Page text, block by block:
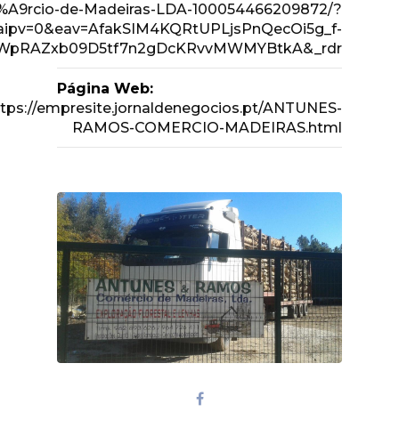
de-Madeiras-LDA-100054466209872/?
Página Web:
empresite.jornaldenegocios.pt/ANTUNES-
RAMOS-COMERCIO-MADEIRAS.html